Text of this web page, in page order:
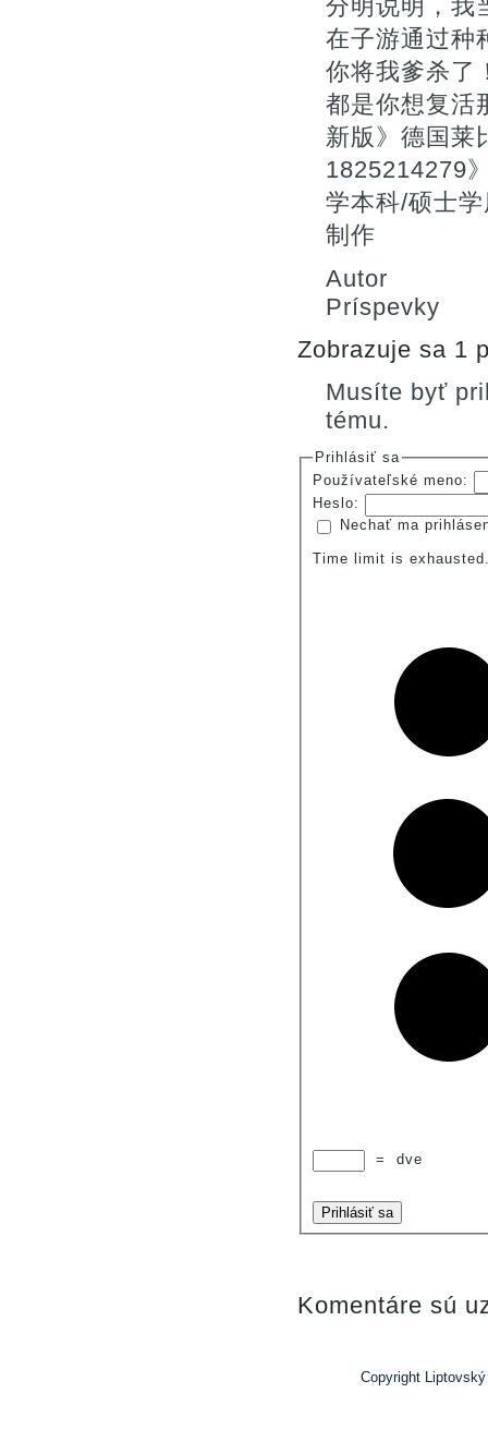
分明说明，我
在子游通过种
你将我爹杀了
都是你想复活
新版》德国莱
1825214279
学本科/硕士
制作
Autor
Príspevky
Zobrazuje sa 1
Musíte byť
tému.
Prihlásiť sa
Používateľské meno:
Heslo:
Nechať ma
Time limit is
= dve
Prihlásiť sa
Komentáre sú
Copyright